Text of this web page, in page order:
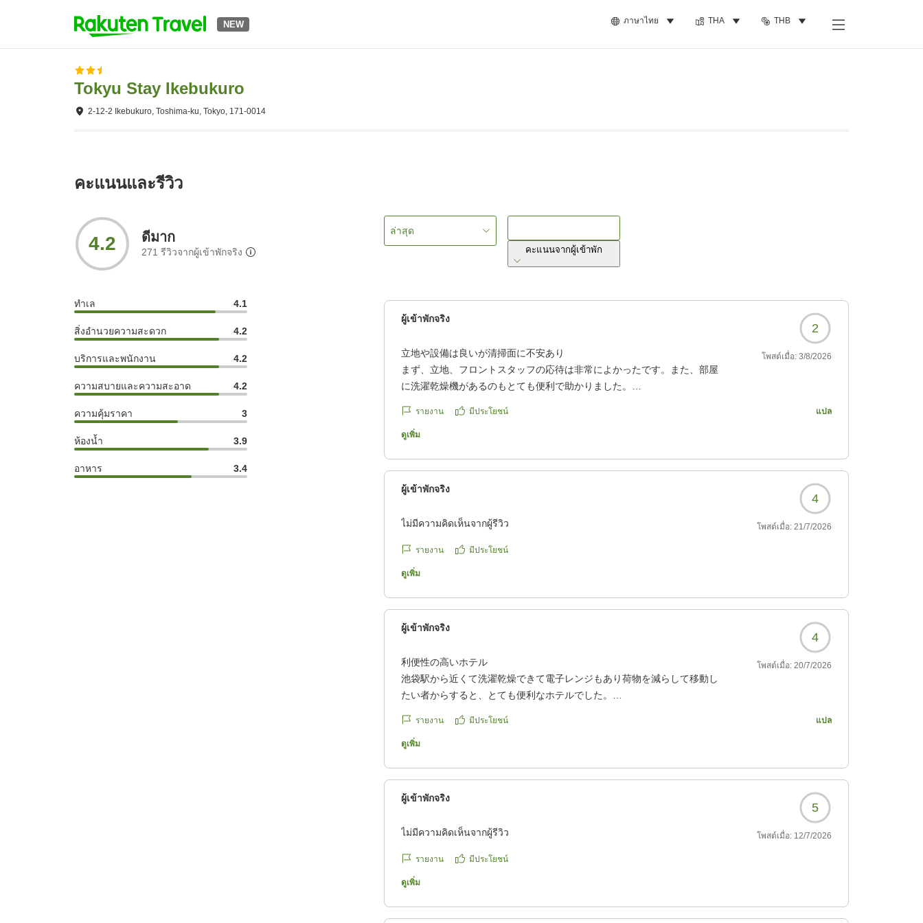
NEW ภาษาไทย THA THB
Tokyu Stay Ikebukuro
2-12-2 Ikebukuro, Toshima-ku, Tokyo, 171-0014
คะแนนและรีวิว
4.2 ดีมาก
271 รีวิวจากผู้เข้าพักจริง
ทำเล 4.1
สิ่งอำนวยความสะดวก 4.2
บริการและพนักงาน 4.2
ความสบายและความสะอาด 4.2
ความคุ้มราคา 3
ห้องน้ำ 3.9
อาหาร 3.4
ล่าสุด
คะแนนจากผู้เข้าพัก
ผู้เข้าพักจริง
2
立地や設備は良いが清掃面に不安あり
まず、立地、フロントスタッフの応待は非常によかったです。また、部屋
に洗濯乾燥機があるのもとても便利で助かりました。
と。
7泊目から清掃が入るとのことでしたが、もう少し頻度を上げた方が部屋の
気になった点は多数ありましたが、特に引っかかったのが、初日就寝のた
めにベッドに入ると、明らかに私たちのものではない長さの髪の毛が一本
色々と想像が膨らみどうにも落ち着かなかったです。
クチコミの詳細はこちらから
https://review.travel.rakuten.co.jp/hotel/voice/84558?
โพสต์เมื่อ: 3/8/2026
รายงาน มีประโยชน์ แปล
ดูเพิ่ม
ผู้เข้าพักจริง
4
ไม่มีความคิดเห็นจากผู้รีวิว โพสต์เมื่อ: 21/7/2026
รายงาน มีประโยชน์
ดูเพิ่ม
ผู้เข้าพักจริง
4
利便性の高いホテル
池袋駅から近くて洗濯乾燥できて電子レンジもあり荷物を減らして移動し
たい者からすると、とても便利なホテルでした。
麗で価格も抑えめで納得のできるホテルでした。
クチコミの詳細はこちらから
https://review.travel.rakuten.co.jp/hotel/voice/84558?
โพสต์เมื่อ: 20/7/2026
รายงาน มีประโยชน์ แปล
ดูเพิ่ม
ผู้เข้าพักจริง
5
ไม่มีความคิดเห็นจากผู้รีวิว โพสต์เมื่อ: 12/7/2026
รายงาน มีประโยชน์
ดูเพิ่ม